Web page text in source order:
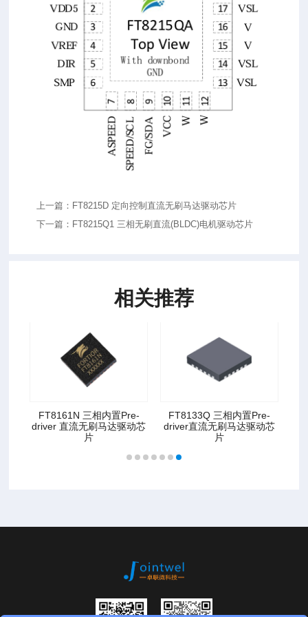
上一篇：FT8215D 定向控制直流无刷马达驱动芯片
下一篇：FT8215Q1 三相无刷直流(BLDC)电机驱动芯片
相关推荐
FT8161N 三相内置Pre-
driver 直流无刷马达驱动芯
片
FT8133Q 三相内置Pre-
driver直流无刷马达驱动芯
片